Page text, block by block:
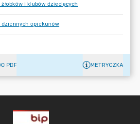
i klubów dziecięcych
dziennych opiekunów
PDF METRYCZKA